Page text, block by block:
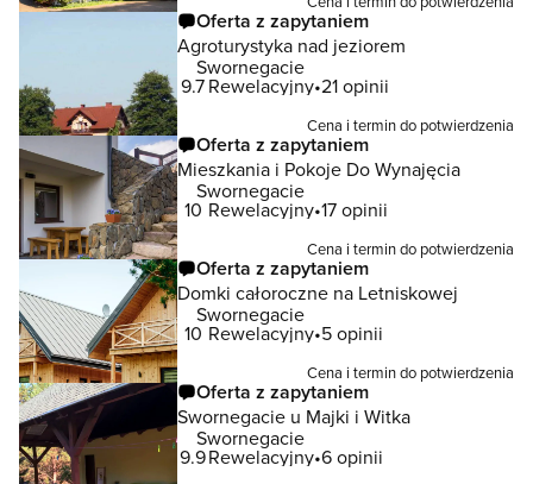
Oferta z zapytaniem
Agroturystyka nad jeziorem
Swornegacie
9.7Rewelacyjny 21 opinii
Cena i termin do potwierdzenia
Oferta z zapytaniem
Mieszkania i Pokoje Do Wynajęcia
Swornegacie
10 Rewelacyjny 17 opinii
Cena i termin do potwierdzenia
Oferta z zapytaniem
Domki całoroczne na Letniskowej
Swornegacie
10 Rewelacyjny 5 opinii
Cena i termin do potwierdzenia
Oferta z zapytaniem
Swornegacie u Majki i Witka
Swornegacie
9.9Rewelacyjny 6 opinii